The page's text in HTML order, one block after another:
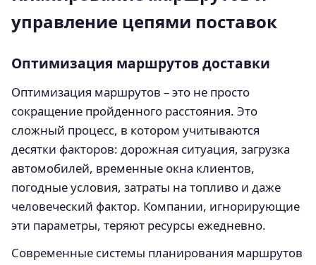
управление цепями поставок
Оптимизация маршрутов доставки
Оптимизация маршрутов – это не просто
сокращение пройденного расстояния. Это
сложный процесс, в котором учитываются
десятки факторов: дорожная ситуация, загрузка
автомобилей, временные окна клиентов,
погодные условия, затраты на топливо и даже
человеческий фактор. Компании, игнорирующие
эти параметры, теряют ресурсы ежедневно.
Современные системы планирования маршрутов